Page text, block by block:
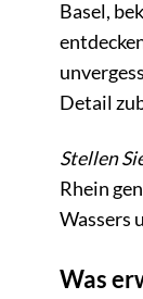
Basel,
Detail
Stellen
Rhein
Wassers
Was